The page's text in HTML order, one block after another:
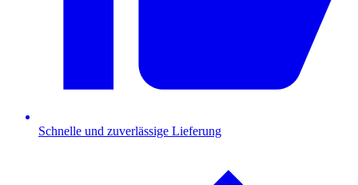
Schnelle und zuverlässige Lieferung